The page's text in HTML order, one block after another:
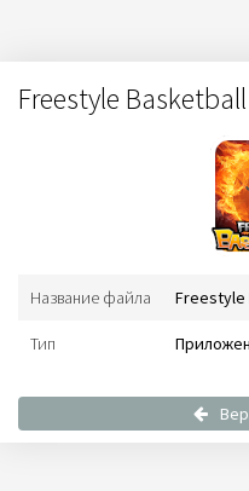
Freestyle Basketball
Название файла Freestyle
Тип